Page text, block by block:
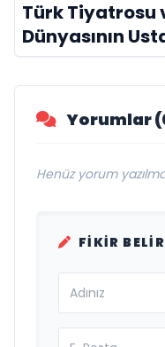
Türk Tiyatrosu
Dünyasının
Hayatını
Yorumlar
Henüz yorum
FIKIR